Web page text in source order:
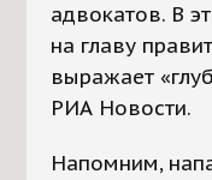
адвокатов. В
на главу
выражает
РИА Новости.
Напомним,